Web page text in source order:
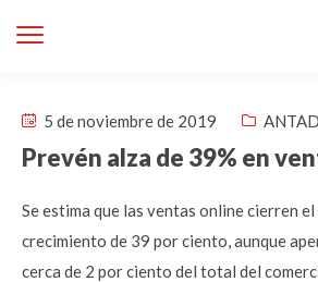
5 de noviembre de 2019
Prevén alza de 39% en
Se estima que las ventas online cierren el
crecimiento de 39 por ciento, aunque
cerca de 2 por ciento del total del